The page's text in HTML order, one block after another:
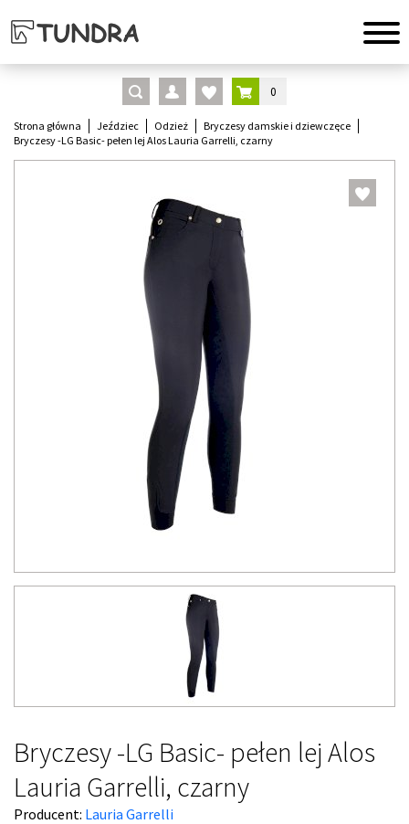
0
Strona główna Jeździec Odzież
Bryczesy damskie i dziewczęce
Bryczesy -LG Basic- pełen lej Alos Lauria Garrelli, czarny
Bryczesy -LG Basic- pełen lej Alos
Lauria Garrelli, czarny
Producent: Lauria Garrelli